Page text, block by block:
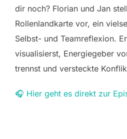
dir noch? Florian und Jan
Rollenlandkarte vor, ein
Selbst- und Teamreflexion.
visualisierst, Energiegeber
trennst und versteckte
🎧 Hier geht es direkt zur